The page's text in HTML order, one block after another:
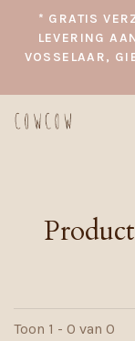
* GRATIS
LEVERING
VOSSELAAR,
Toon 1 - 0 van 0